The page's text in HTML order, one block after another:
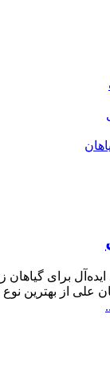
برای گیاهان
از بهترین نوع